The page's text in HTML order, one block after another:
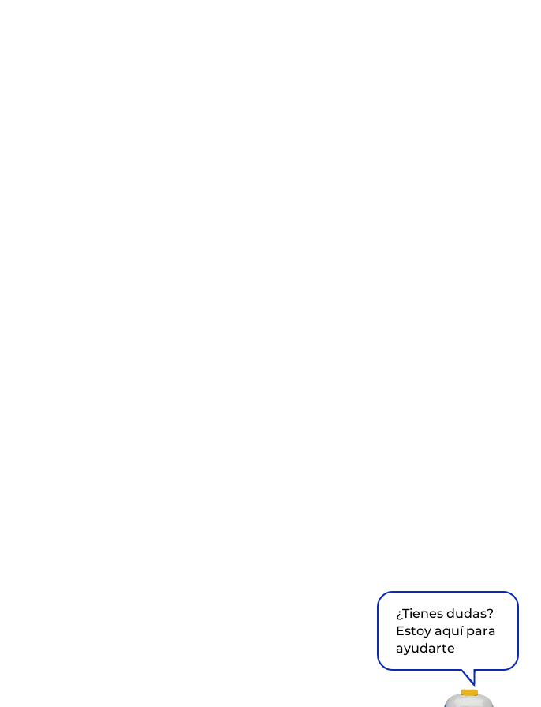
¿Tienes dudas?
Estoy aquí para
ayudarte